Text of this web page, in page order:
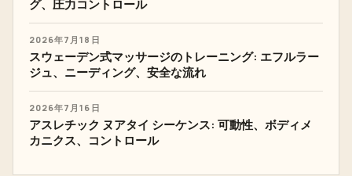
グ、圧力コントロール
2026年7月18日
スウェーデン式マッサージのトレーニング: エフルラー
ジュ、ニーディング、安全な流れ
2026年7月16日
アスレチック ヌアタイ シーケンス: 可動性、ボディメ
カニクス、コントロール